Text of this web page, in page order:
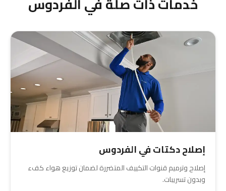
إصلاح دكتات في الفردوس
إصلاح وترميم قنوات التكييف المتضررة لضمان توزيع هواء كفء
وبدون تسريبات.